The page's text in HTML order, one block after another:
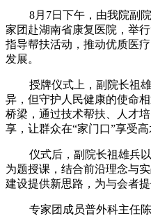
8月7日下午，由我院副
家团赴湖南省康复医院，举行
指导帮扶活动，推动优质医
发展。
授牌仪式上，副院长祖
异，但守护人民健康的使命
桥梁，通过技术帮扶、人才
享，让群众在“家门口”享受高
仪式后，副院长祖雄兵
为题授课，结合前沿理念与
建设提供新思路 ，为与会者
专家团成员普外科主任